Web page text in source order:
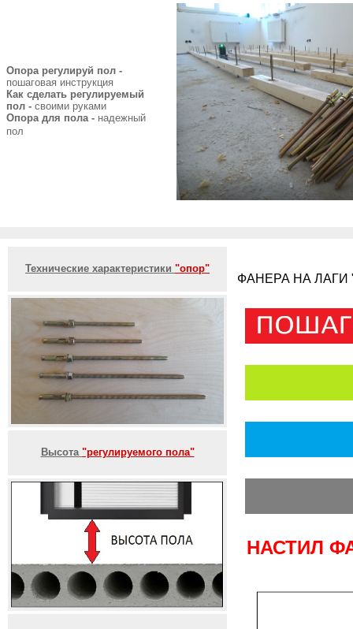
Опора регулируй пол -
пошаговая инструкция
Как сделать регулируемый
пол - своими руками
Опора для пола - надежный
пол
Технические характеристики "опор"
Высота "регулируемого пола"
ФАНЕРА НА
НАСТИЛ